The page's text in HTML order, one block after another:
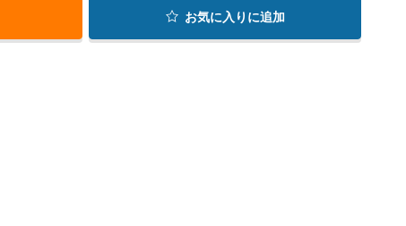
お気に入り に追加